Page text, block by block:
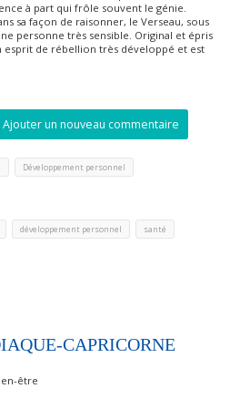
à part qui frôle souvent le génie.
sa façon de raisonner, le Verseau, sous
personne très sensible. Original et épris
esprit de rébellion très développé et est
Ajouter un nouveau commentaire
Développement personnel
développement personnel santé
CAPRICORNE
être